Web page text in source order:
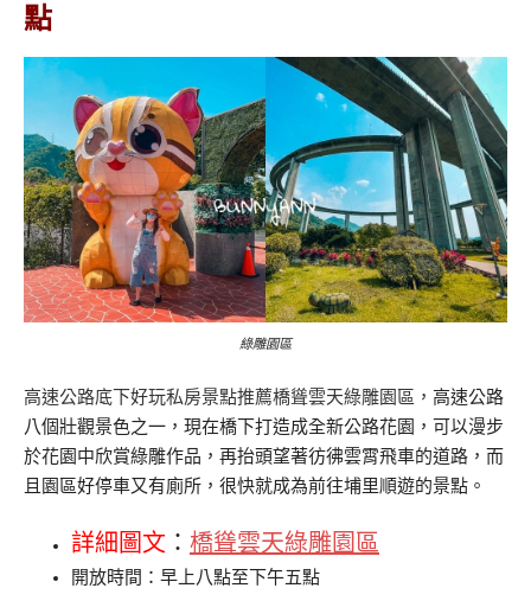
點
綠雕園區
高速公路底下好玩私房景點推薦橋聳雲天綠雕園區， 高速公路
八個壯觀景色之一，現在橋下打造成全新公路花園，可以漫步
於花園中欣賞綠雕作品，再抬頭望著彷彿雲霄飛車的道路，而
且園區好停車又有廁所，很快就成為前往埔里順遊的景點。
詳細圖文 ： 橋聳雲天綠雕園區
開放時間：早上八點至下午五點